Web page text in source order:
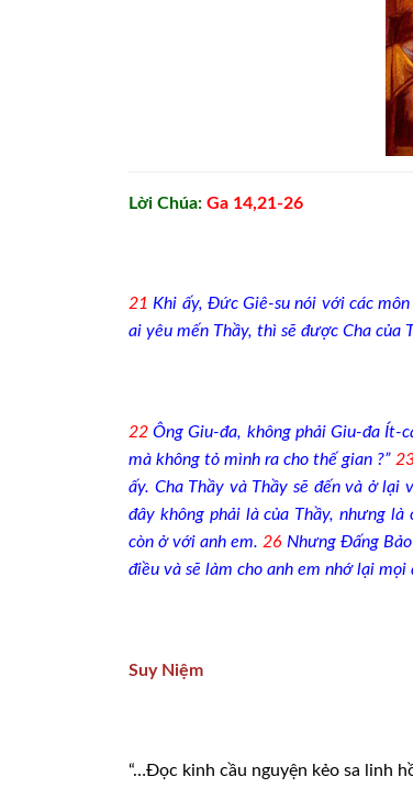
Lời Chúa: Ga 14,21-26
21 Khi ấy, Đức Giê-su nói với các
ai yêu mến Thầy, thì sẽ được Cha của
22 Ông Giu-đa, không phải Giu-đa Ít-
mà không tỏ mình ra cho thế gian ?”
ấy. Cha Thầy và Thầy sẽ đến và ở lại
đây không phải là của Thầy, nhưng là
còn ở với anh em. 26 Nhưng Đấng
điều và sẽ làm cho anh em nhớ lại mọi
Suy Niệm
“…Đọc kinh cầu nguyện kẻo sa linh